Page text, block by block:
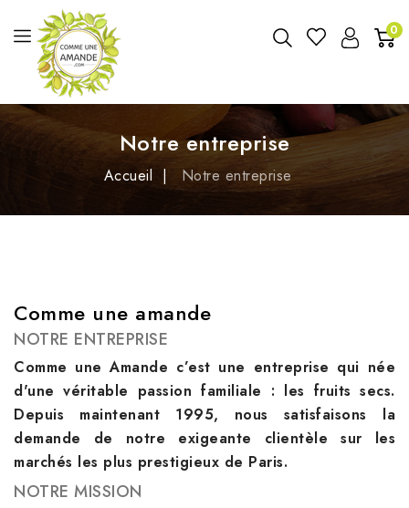
0
Notre entreprise
Accueil Notre entreprise
Comme une amande
NOTRE ENTREPRISE
Comme une Amande c’est une entreprise qui née
d'une véritable passion familiale : les fruits secs.
Depuis maintenant 1995, nous satisfaisons la
demande de notre exigeante clientèle sur les
marchés les plus prestigieux de Paris.
NOTRE MISSION